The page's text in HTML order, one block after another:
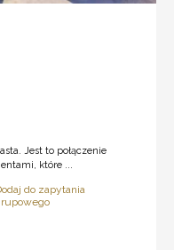
Jest to połączenie
które ...